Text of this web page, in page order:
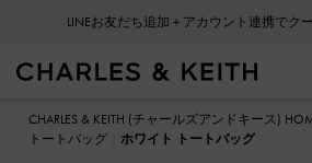
LINEお友だち追加＋アカウント連携でク
LINEお友だち追加＋アカウント連携でク
CHARLES & KEITH (チャールズアンドキース)
トートバッグ
ホワイト トートバッグ